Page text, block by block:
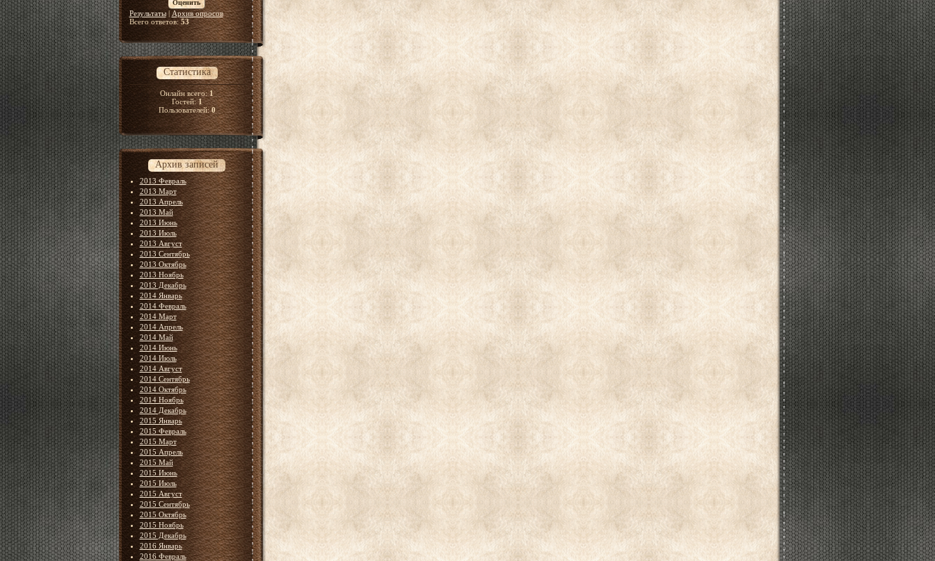
Результаты| Архив опросов
Всего ответов:53
Статистика
Онлайн всего:1
Гостей:1
Пользователей:0
Архив записей
2013 Февраль
2013 Март
2013 Апрель
2013 Май
2013 Июнь
2013 Июль
2013 Август
2013 Сентябрь
2013 Октябрь
2013 Ноябрь
2013 Декабрь
2014 Январь
2014 Февраль
2014 Март
2014 Апрель
2014 Май
2014 Июнь
2014 Июль
2014 Август
2014 Сентябрь
2014 Октябрь
2014 Ноябрь
2014 Декабрь
2015 Январь
2015 Февраль
2015 Март
2015 Апрель
2015 Май
2015 Июнь
2015 Июль
2015 Август
2015 Сентябрь
2015 Октябрь
2015 Ноябрь
2015 Декабрь
2016 Январь
2016 Февраль